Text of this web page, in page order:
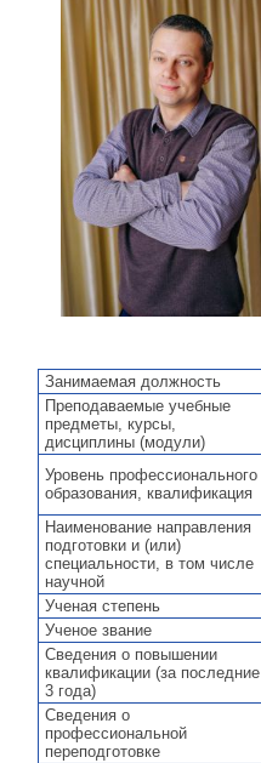
Занимаемая должность
Преподаваемые учебные
предметы, курсы,
дисциплины (модули)
Уровень профессионального
образования, квалификация
Наименование направления
подготовки и (или)
специальности, в том числе
научной
Ученая степень
Ученое звание
Сведения о повышении
квалификации (за последние
3 года)
Сведения о
профессиональной
переподготовке